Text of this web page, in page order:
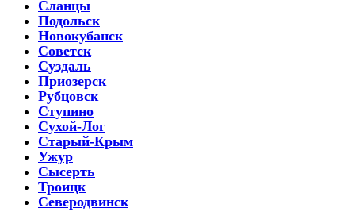
Сланцы
Подольск
Новокубанск
Советск
Суздаль
Приозерск
Рубцовск
Ступино
Сухой-Лог
Старый-Крым
Ужур
Сысерть
Троицк
Северодвинск